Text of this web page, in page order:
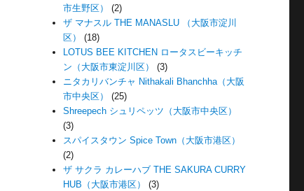
市生野区）
(2)
ザ マナスル THE MANASLU （大阪市淀川
区）
(18)
LOTUS BEE KITCHEN ロータスビーキッチ
ン（大阪市東淀川区）
(3)
ニタカリバンチャ Nithakali Bhanchha（大阪
市中央区）
(25)
Shreepech シュリペッツ（大阪市中央区）
(3)
スパイスタウン Spice Town（大阪市港区）
(2)
ザ サクラ カレーハブ THE SAKURA CURRY
HUB（大阪市港区）
(3)